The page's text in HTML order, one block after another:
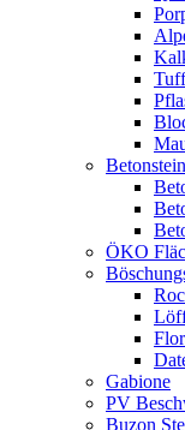
Betonstein
ÖKO
Gabione
PV
Buzon